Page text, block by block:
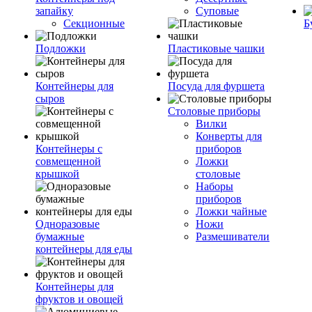
запайку
Секционные
Подложки
Контейнеры для
сыров
Контейнеры с
совмещенной
крышкой
Одноразовые
бумажные
контейнеры для еды
Контейнеры для
фруктов и овощей
Суповые
Пластиковые чашки
Посуда для фуршета
Столовые приборы
Вилки
Конверты для
приборов
Ложки
столовые
Наборы
приборов
Ложки чайные
Ножи
Размешиватели